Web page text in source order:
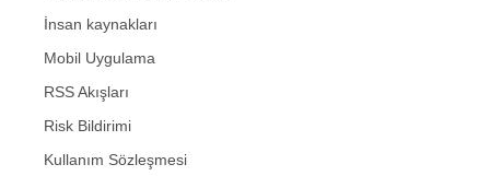
İnsan kaynakları
Mobil Uygulama
RSS Akışları
Risk Bildirimi
Kullanım Sözleşmesi